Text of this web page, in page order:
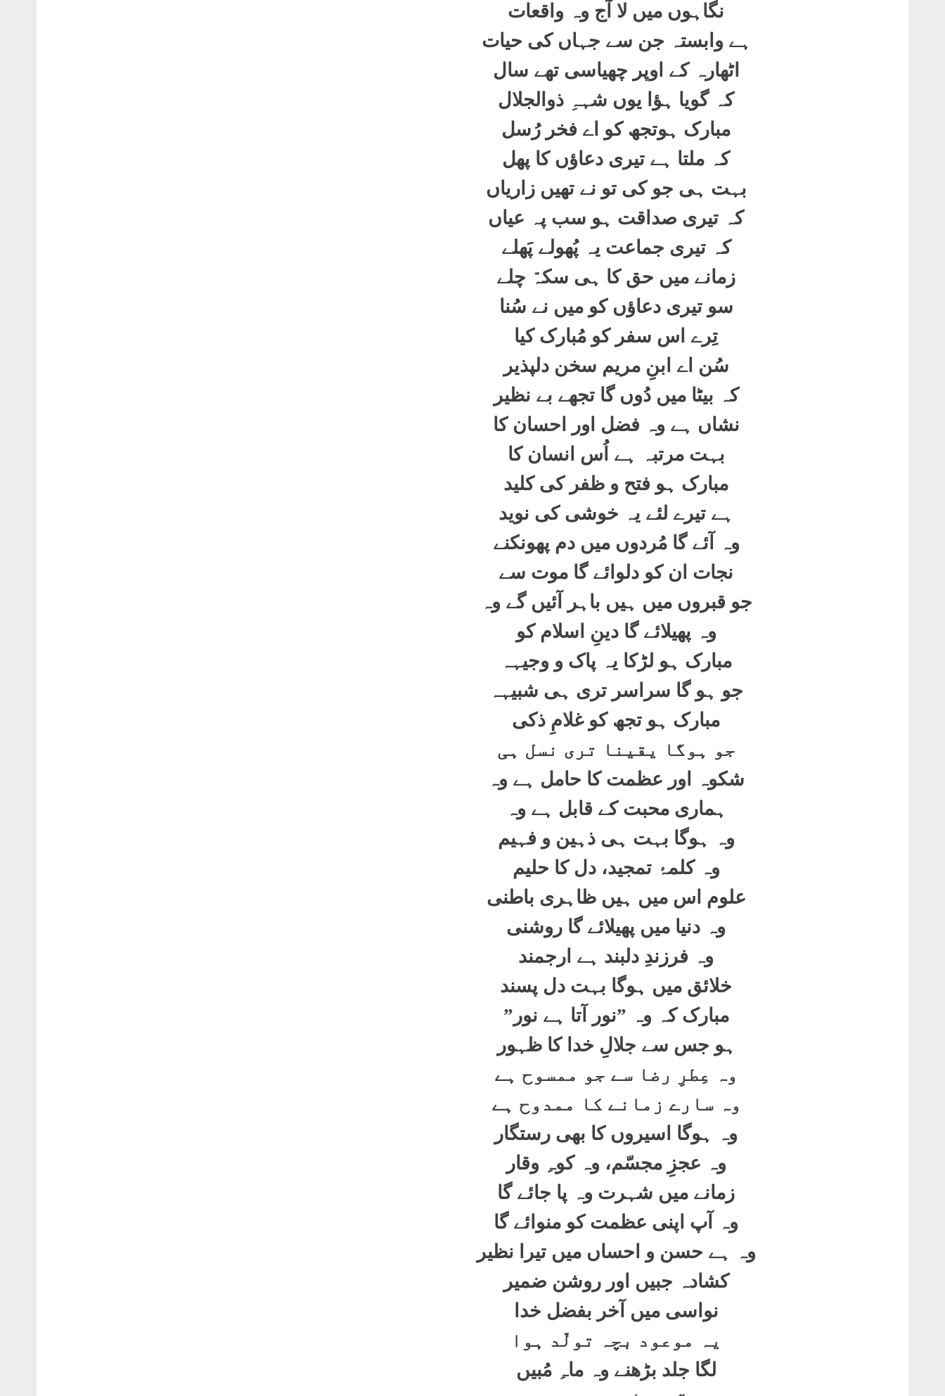
نگاہوں میں لا آج وہ واقعات
ہے وابستہ جن سے جہاں کی حیات
اٹھارہ کے اوپر چھیاسی تھے سال
کہ گویا ہؤا یوں شہہِ ذوالجلال
مبارک ہوتجھ کو اے فخر رُسل
کہ ملتا ہے تیری دعاؤں کا پھل
بہت ہی جو کی تو نے تھیں زاریاں
کہ تیری صداقت ہو سب پہ عیاں
کہ تیری جماعت یہ پُھولے پَھلے
زمانے میں حق کا ہی سکہّ چلے
سو تیری دعاؤں کو میں نے سُنا
تِرے اس سفر کو مُبارک کیا
سُن اے ابنِ مریم سخن دلپذیر
کہ بیٹا میں دُوں گا تجھے بے نظیر
نشاں ہے وہ فضل اور احسان کا
بہت مرتبہ ہے اُس انسان کا
مبارک ہو فتح و ظفر کی کلید
ہے تیرے لئے یہ خوشی کی نوید
وہ آئے گا مُردوں میں دم پھونکنے
نجات ان کو دلوائے گا موت سے
جو قبروں میں ہیں باہر آئیں گے وہ
وہ پھیلائے گا دینِ اسلام کو
مبارک ہو لڑکا یہ پاک و وجیہہ
جو ہو گا سراسر تری ہی شبیہہ
مبارک ہو تجھ کو غلامِ ذکی
جو ہوگا یقینا تری نسل ہی
شکوہ اور عظمت کا حامل ہے وہ
ہماری محبت کے قابل ہے وہ
وہ ہوگا بہت ہی ذہین و فہیم
وہ کلمۂ تمجید، دل کا حلیم
علوم اس میں ہیں ظاہری باطنی
وہ دنیا میں پھیلائے گا روشنی
وہ فرزندِ دلبند ہے ارجمند
خلائق میں ہوگا بہت دل پسند
مبارک کہ وہ ”نور آتا ہے نور ”
ہو جس سے جلالِ خدا کا ظہور
وہ عِطرِ رضا سے جو ممسوح ہے
وہ سارے زمانے کا ممدوح ہے
وہ ہوگا اسیروں کا بھی رستگار
وہ عجزِ مجسّم، وہ کوہِ وقار
زمانے میں شہرت وہ پا جائے گا
وہ آپ اپنی عظمت کو منوائے گا
وہ ہے حسن و احساں میں تیرا نظیر
کشادہ جبیں اور روشن ضمیر
نواسی میں آخر بفضل خدا
یہ موعود بچہ تولّد ہوا
لگا جلد بڑھنے وہ ماہِ مُبیں